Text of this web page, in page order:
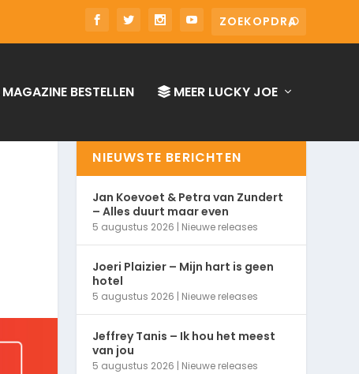
BESTELLEN MEER LUCKY JOE
NIEUWSTE BERICHTEN
Jan Koevoet & Petra van Zundert
– Alles duurt maar even
5 augustus 2026 | Nieuwe releases
Joeri Plaizier – Mijn hart is geen
hotel
5 augustus 2026 | Nieuwe releases
Jeffrey Tanis – Ik hou het meest
van jou
5 augustus 2026 | Nieuwe releases